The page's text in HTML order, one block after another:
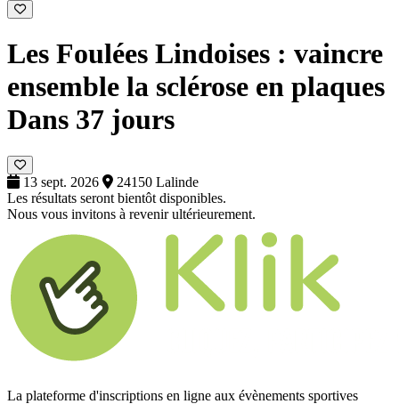
Les Foulées Lindoises : vaincre
ensemble la sclérose en plaques
Dans 37 jours
13 sept. 2026
24150 Lalinde
Les résultats seront bientôt disponibles.
Nous vous invitons à revenir ultérieurement.
La plateforme d'inscriptions en ligne aux évènements sportives